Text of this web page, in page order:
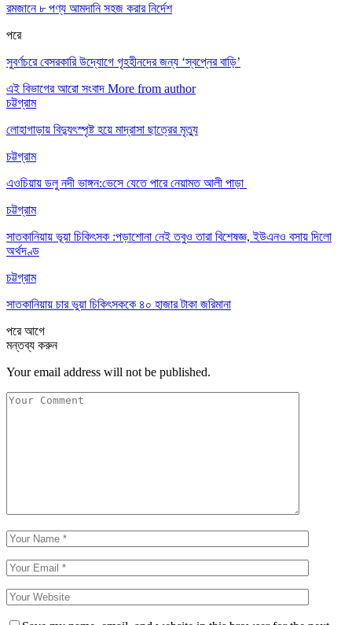
রমজানে ৮ পণ্য আমদানি সহজ করার নির্দেশ
পরে
সুবর্ণচরে বেসরকারি উদ্যোগে গৃহহীনদের জন্য ‘স্বপ্নের বাড়ি’
এই বিভাগের আরো সংবাদ More from author
চট্টগ্রাম
লোহাগাড়ায় বিদ্যুৎস্পৃষ্ট হয়ে মাদ্রাসা ছাত্রের মৃত্যু
চট্টগ্রাম
এওচিয়ায় ডলু নদী ভাঙ্গন:ভেসে যেতে পারে নেয়ামত আলী পাড়া
চট্টগ্রাম
সাতকানিয়ায় ভূয়া চিকিৎসক :পড়াশোনা নেই তবুও তারা বিশেষজ্ঞ, ইউএনও বসায় দিলো
অর্থদণ্ড
চট্টগ্রাম
সাতকানিয়ায় চার ভুয়া চিকিৎসককে ৪০ হাজার টাকা জরিমানা
পরেআগে
মন্তব্য করুন
Your email address will not be published.